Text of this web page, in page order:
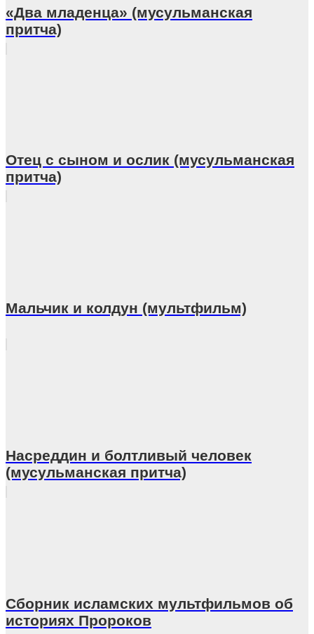
«Два младенца» (мусульманская
притча)
Отец с сыном и ослик (мусульманская
притча)
Мальчик и колдун (мультфильм)
Насреддин и болтливый человек
(мусульманская притча)
Сборник исламских мультфильмов об
историях Пророков